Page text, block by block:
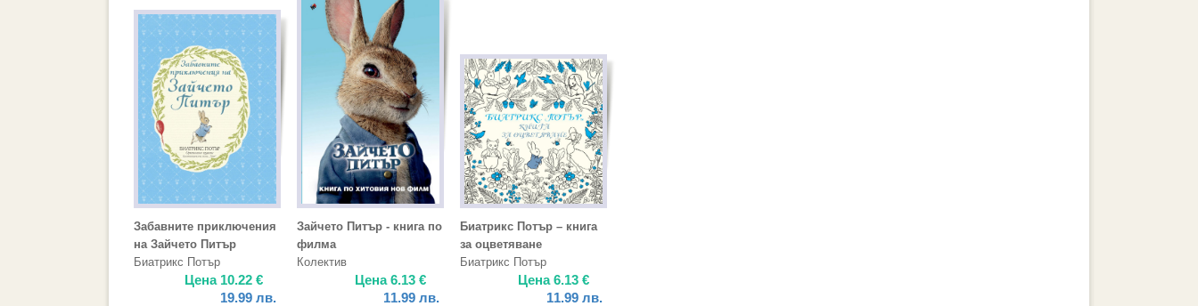
Забавните приключения
на Зайчето Питър
Биатрикс Потър
Цена 10.22 €
19.99 лв.
Зайчето Питър - книга по
филма
Колектив
Цена6.13 €
11.99 лв.
Биатрикс Потър – книга
за оцветяване
Биатрикс Потър
Цена6.13 €
11.99 лв.